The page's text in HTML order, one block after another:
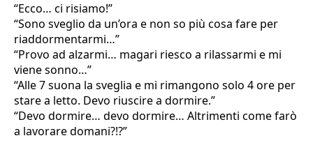
“Ecco… ci risiamo!”
“Sono sveglio da un’ora e non so più cosa fare per
riaddormentarmi…”
“Provo ad alzarmi… magari riesco a rilassarmi e mi
viene sonno…”
“Alle 7 suona la sveglia e mi rimangono solo 4 ore per
stare a letto. Devo riuscire a dormire.”
“Devo dormire… devo dormire… Altrimenti come farò
a lavorare domani?!?”